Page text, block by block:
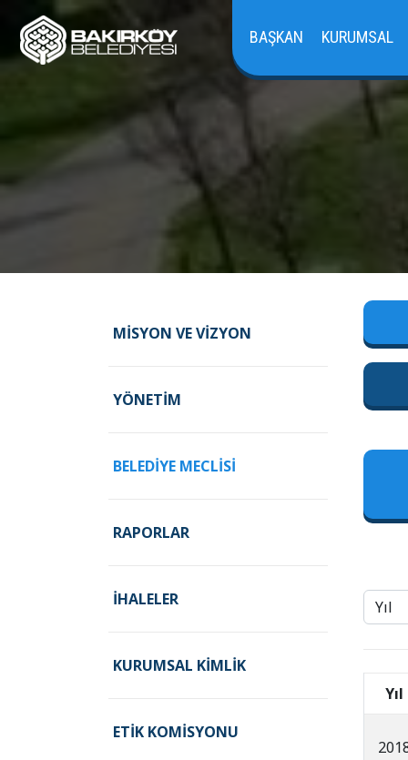
BAŞKAN KURUMSAL
MISYON VE VIZYON
YÖNETIM
BELEDIYE MECLISI
RAPORLAR
İHALELER
KURUMSAL KIMLIK
ETIK KOMISYONU
Yıl